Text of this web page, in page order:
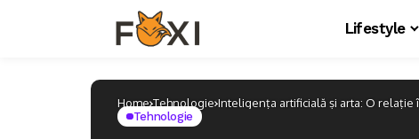
Lifestyle
Home Tehnologie Inteligența artificială și arta: O relație
Tehnologie